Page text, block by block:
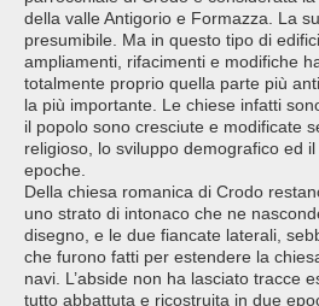
della valle Antigorio e Formazza. La
presumibile. Ma in questo tipo di
ampliamenti, rifacimenti e modifiche
totalmente proprio quella parte più
la più importante. Le chiese infatti
il popolo sono cresciute e modificate
religioso, lo sviluppo demografico ed
epoche.
Della chiesa romanica di Crodo
uno strato di intonaco che ne
disegno, e le due fiancate laterali,
che furono fatti per estendere la
navi. L’abside non ha lasciato tracce
tutto abbattuta e ricostruita in due